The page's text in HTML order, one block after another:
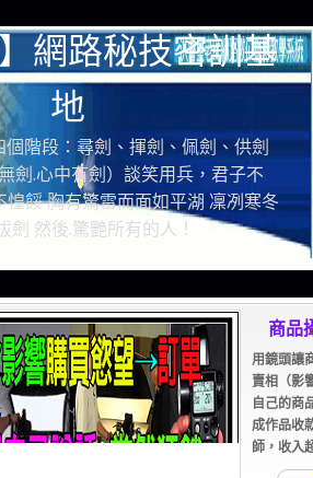
網路秘技密訓基
地
階段：尋劍、揮劍、佩劍、供劍
劍.心中有劍）談笑用兵，君子不
惶餒 胸有驚雷而面如平湖 凜冽寒冬
劍 然後.驚艷所有的人！